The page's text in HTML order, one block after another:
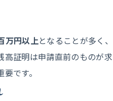
万円以上となることが多く、
高証明は申請直前のものが求
です。